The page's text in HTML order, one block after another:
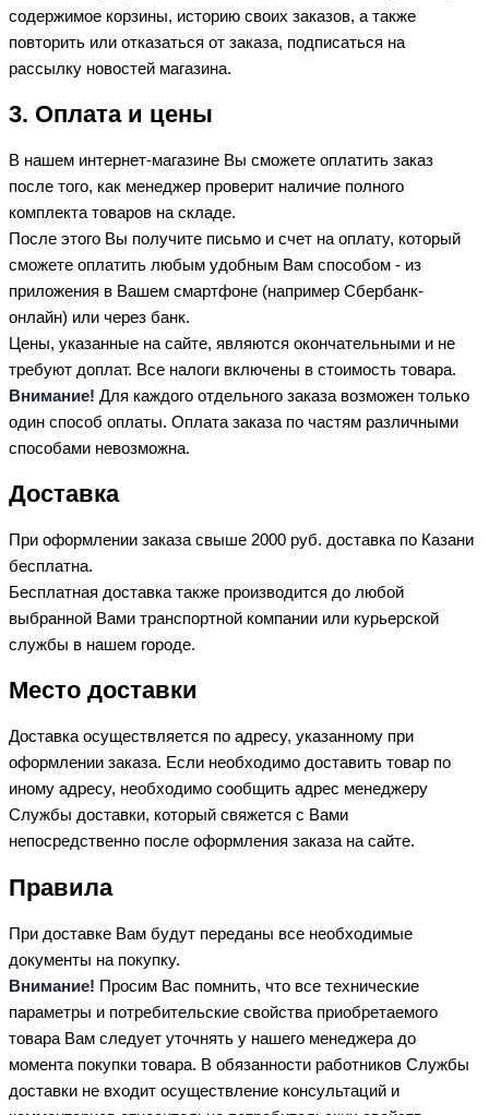
содержимое корзины, историю своих заказов, а также
повторить или отказаться от заказа, подписаться на
рассылку новостей магазина.
3. Оплата и цены
В нашем интернет-магазине Вы сможете оплатить заказ
после того, как менеджер проверит наличие полного
комплекта товаров на складе.
После этого Вы получите письмо и счет на оплату, который
сможете оплатить любым удобным Вам способом - из
приложения в Вашем смартфоне (например Сбербанк-
онлайн) или через банк.
Цены, указанные на сайте, являются окончательными и не
требуют доплат. Все налоги включены в стоимость товара.
Внимание! Для каждого отдельного заказа возможен только
один способ оплаты. Оплата заказа по частям различными
способами невозможна.
Доставка
При оформлении заказа свыше 2000 руб. доставка по Казани
бесплатна.
Бесплатная доставка также производится до любой
выбранной Вами транспортной компании или курьерской
службы в нашем городе.
Место доставки
Доставка осуществляется по адресу, указанному при
оформлении заказа. Если необходимо доставить товар по
иному адресу, необходимо сообщить адрес менеджеру
Службы доставки, который свяжется с Вами
непосредственно после оформления заказа на сайте.
Правила
При доставке Вам будут переданы все необходимые
документы на покупку.
Внимание! Просим Вас помнить, что все технические
параметры и потребительские свойства приобретаемого
товара Вам следует уточнять у нашего менеджера до
момента покупки товара. В обязанности работников Службы
доставки не входит осуществление консультаций и